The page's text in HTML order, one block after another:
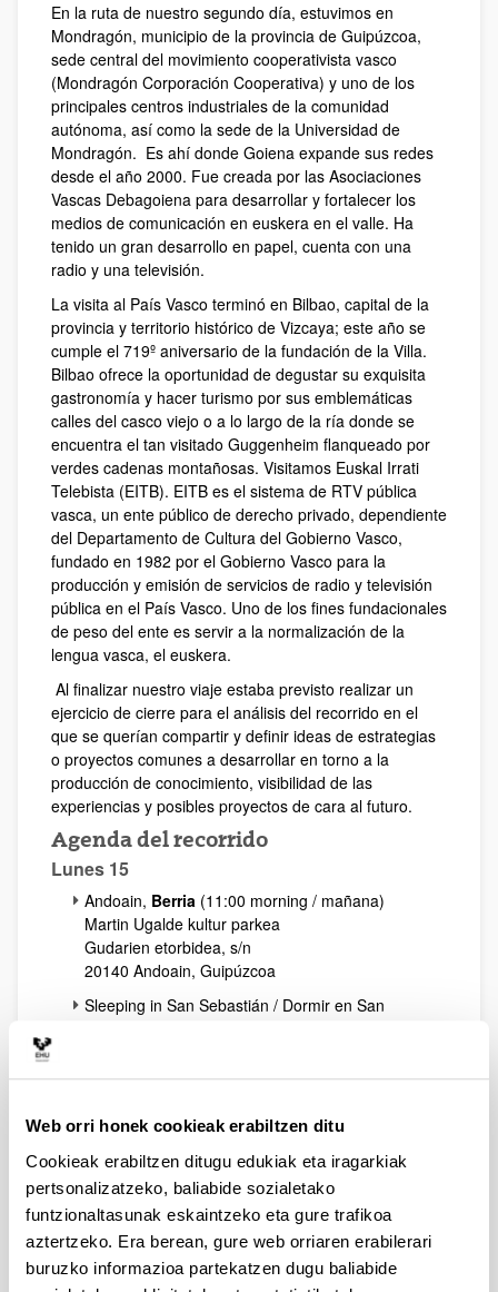
Web orri honek cookieak erabiltzen ditu
Cookieak erabiltzen ditugu edukiak eta iragarkiak
pertsonalizatzeko, baliabide sozialetako
funtzionaltasunak eskaintzeko eta gure trafikoa
aztertzeko. Era berean, gure web orriaren erabilerari
buruzko informazioa partekatzen dugu baliabide
En la ruta de nuestro segundo día, estuvimos en
Mondragón, municipio de la provincia de Guipúzcoa,
sede central del movimiento cooperativista vasco
(Mondragón Corporación Cooperativa) y uno de los
principales centros industriales de la comunidad
autónoma, así como la sede de la Universidad de
Mondragón. Es ahí donde Goiena expande sus redes
desde el año 2000. Fue creada por las Asociaciones
Vascas Debagoiena para desarrollar y fortalecer los
medios de comunicación en euskera en el valle. Ha
tenido un gran desarrollo en papel, cuenta con una
radio y una televisión.
La visita al País Vasco terminó en Bilbao, capital de la
provincia y territorio histórico de Vizcaya; este año se
cumple el 719º aniversario de la fundación de la Villa.
Bilbao ofrece la oportunidad de degustar su exquisita
gastronomía y hacer turismo por sus emblemáticas
calles del casco viejo o a lo largo de la ría donde se
encuentra el tan visitado Guggenheim flanqueado por
verdes cadenas montañosas. Visitamos Euskal Irrati
Telebista (EITB). EITB es el sistema de RTV pública
vasca, un ente público de derecho privado, dependiente
del Departamento de Cultura del Gobierno Vasco,
fundado en 1982 por el Gobierno Vasco para la
producción y emisión de servicios de radio y televisión
pública en el País Vasco. Uno de los fines fundacionales
de peso del ente es servir a la normalización de la
lengua vasca, el euskera.
Al finalizar nuestro viaje estaba previsto realizar un
ejercicio de cierre para el análisis del recorrido en el
que se querían compartir y definir ideas de estrategias
o proyectos comunes a desarrollar en torno a la
producción de conocimiento, visibilidad de las
experiencias y posibles proyectos de cara al futuro.
Agenda del recorrido
Lunes 15
Andoain, Berria (11:00 morning / mañana)
Martin Ugalde kultur parkea
Gudarien etorbidea, s/n
20140 Andoain, Guipúzcoa
Sleeping in San Sebastián / Dormir en San
Mondragón,Goiena (11:00 morning / mañana)
Goiena Komunikazio Taldea
Otalora Lizentziaduna, 31
20500, Arrasate
Bilbao,EITB(16:00 afternoon / tarde)
EiTB - Bilbao